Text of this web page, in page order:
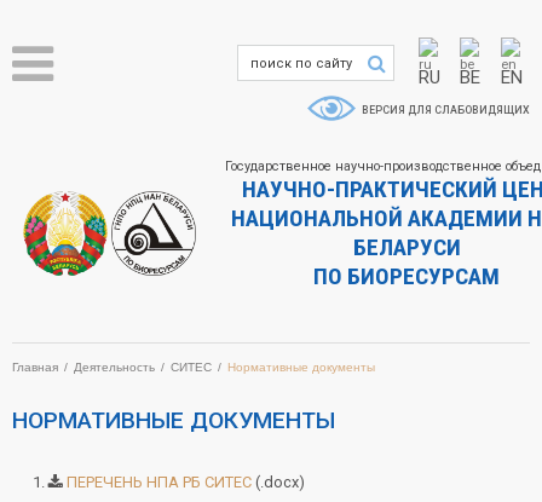
Государственное научно-производственное
НАУЧНО-ПРАКТИЧЕСКИЙ
НАЦИОНАЛЬНОЙ АКАДЕМИИ
БЕЛАРУСИ
ПО БИОРЕСУРСАМ
RU BE EN
ВЕРСИЯ ДЛЯ СЛАБОВИДЯЩИХ
Главная Деятельность СИТЕС Нормативные документы
НОРМАТИВНЫЕ ДОКУМЕНТЫ
ПЕРЕЧЕНЬ НПА РБ СИТЕС (.docx)